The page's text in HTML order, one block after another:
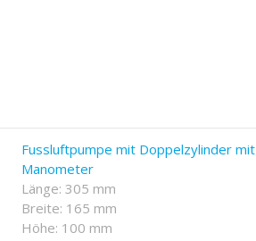
Fussluftpumpe mit Doppelzylinder mit
Manometer
Länge: 305 mm
Breite: 165 mm
Höhe: 100 mm